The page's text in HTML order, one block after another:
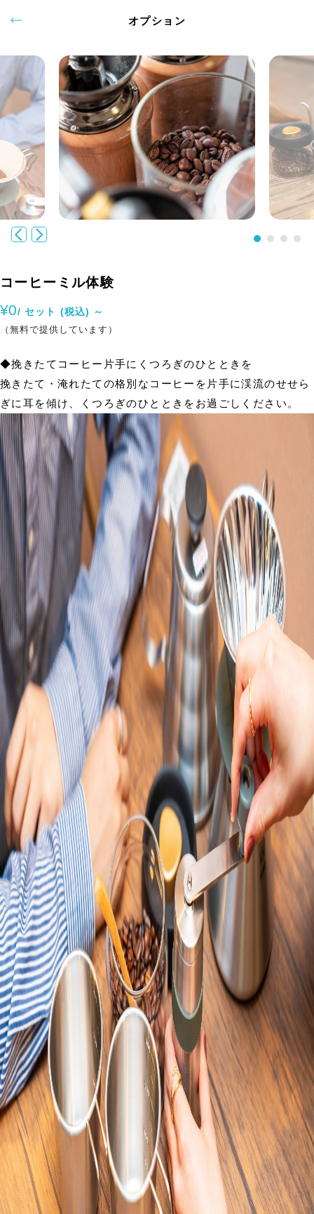
オプション
コーヒーミル体験
¥0/ セット (税込) ～
（無料で提供しています）
◆挽きたてコーヒー片手にくつろぎのひとときを
挽きたて・淹れたての格別なコーヒーを片手に渓流のせせら
ぎに耳を傾け、くつろぎのひとときをお過ごしください。